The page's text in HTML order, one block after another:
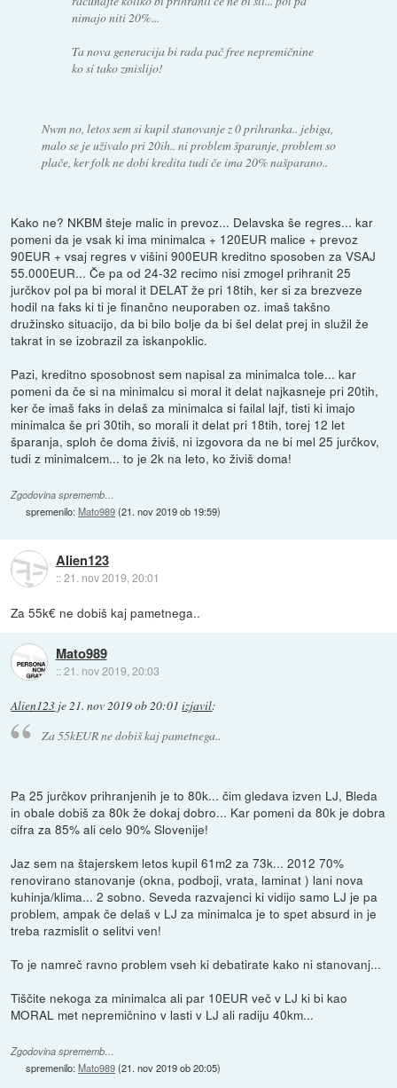
nimajo niti 20%...
Ta nova generacija bi rada pač free nepremičnine
ko si tako zmislijo!
Nwm no, letos sem si kupil stanovanje z 0 prihranka.. jebiga,
malo se je uživalo pri 20ih.. ni problem šparanje, problem so
plače, ker folk ne dobi kredita tudi če ima 20% našparano..
Kako ne? NKBM šteje malic in prevoz... Delavska še regres... kar
pomeni da je vsak ki ima minimalca + 120EUR malice + prevoz
90EUR + vsaj regres v višini 900EUR kreditno sposoben za VSAJ
55.000EUR... Če pa od 24-32 recimo nisi zmogel prihranit 25
jurčkov pol pa bi moral it DELAT že pri 18tih, ker si za brezveze
hodil na faks ki ti je finančno neuporaben oz. imaš takšno
družinsko situacijo, da bi bilo bolje da bi šel delat prej in služil že
takrat in se izobrazil za iskanpoklic.
Pazi, kreditno sposobnost sem napisal za minimalca tole... kar
pomeni da če si na minimalcu si moral it delat najkasneje pri 20tih,
ker če imaš faks in delaš za minimalca si failal lajf, tisti ki imajo
minimalca še pri 30tih, so morali it delat pri 18tih, torej 12 let
šparanja, sploh če doma živiš, ni izgovora da ne bi mel 25 jurčkov,
tudi z minimalcem... to je 2k na leto, ko živiš doma!
Zgodovina sprememb…
spremenilo:Mato989(21. nov 2019 ob 19:59)
Alien123
::21. nov 2019, 20:01
Za 55k€ ne dobiš kaj pametnega..
Mato989
::21. nov 2019, 20:03
Alien123 je21. nov 2019 ob 20:01 izjavil:
Za 55kEUR ne dobiš kaj pametnega..
Pa 25 jurčkov prihranjenih je to 80k... čim gledava izven LJ, Bleda
in obale dobiš za 80k že dokaj dobro... Kar pomeni da 80k je dobra
cifra za 85% ali celo 90% Slovenije!
Jaz sem na štajerskem letos kupil 61m2 za 73k... 2012 70%
renovirano stanovanje (okna, podboji, vrata, laminat ) lani nova
kuhinja/klima... 2 sobno. Seveda razvajenci ki vidijo samo LJ je pa
problem, ampak če delaš v LJ za minimalca je to spet absurd in je
treba razmislit o selitvi ven!
To je namreč ravno problem vseh ki debatirate kako ni stanovanj...
Tiščite nekoga za minimalca ali par 10EUR več v LJ ki bi kao
MORAL met nepremičnino v lasti v LJ ali radiju 40km...
Zgodovina sprememb…
spremenilo:Mato989(21. nov 2019 ob 20:05)